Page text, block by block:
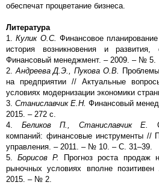
обеспечат процветание бизнеса.
Литература
1.Кулик О.С.Финансовое
история возникновения и
Финансовый менеджмент. – 2009. – № 5.
2. Андреева Д.Э., Пукова О.В.
на предприятии // Актуальные
условиях модернизации экономики
3.Станиславчик Е.Н.Финансовый
2015. – 272 с.
4. Беликов П., Станиславчик Е.
компаний: финансовые инструменты //
управления. – 2011. – № 10. – С. 31–39.
5.Борисов Р. Прогноз роста продаж
рыночных условиях вполне
2015. – № 2.